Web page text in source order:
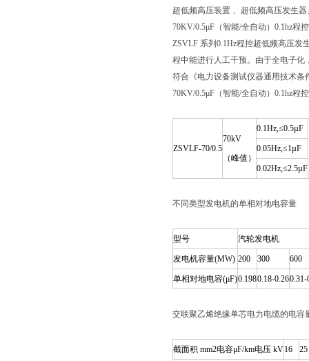
超低频高压装置 、超低频高压发生
70KV/0.5μF（智能/全自动）0.1hz程
ZSVLF 系列0.1Hz程控超低频高压
程中能进行人工干预。由于全电子
符合《电力设备测试仪器通用技术
70KV/0.5μF（智能/全自动）0.1hz程
ZSVLF-70/0.5
70kV
（峰值）
0.1Hz,≤0.5µF
0.05Hz,≤1µF
0.02Hz,≤2.5µF
不同类型发电机的单相对地电容量
型号 汽轮发电机
发电机容量(MW) 200 300 600
单相对地电容(μF)0.1980.18-0.260.31-
交联聚乙烯绝缘单芯电力电缆的电容
截面积 mm2电容μF/km电压 kV16 25